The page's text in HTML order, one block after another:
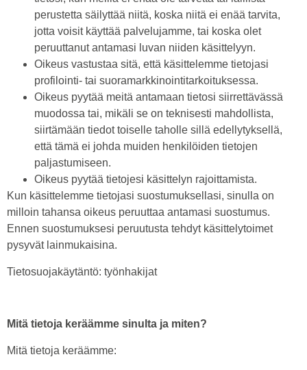
perustetta säilyttää niitä, koska niitä ei enää tarvita,
jotta voisit käyttää palvelujamme, tai koska olet
peruuttanut antamasi luvan niiden käsittelyyn.
Oikeus vastustaa sitä, että käsittelemme tietojasi
profilointi- tai suoramarkkinointitarkoituksessa.
Oikeus pyytää meitä antamaan tietosi siirrettävässä
muodossa tai, mikäli se on teknisesti mahdollista,
siirtämään tiedot toiselle taholle sillä edellytyksellä,
että tämä ei johda muiden henkilöiden tietojen
paljastumiseen.
Oikeus pyytää tietojesi käsittelyn rajoittamista.
Kun käsittelemme tietojasi suostumuksellasi, sinulla on
milloin tahansa oikeus peruuttaa antamasi suostumus.
Ennen suostumuksesi peruutusta tehdyt käsittelytoimet
pysyvät lainmukaisina.
Tietosuojakäytäntö: työnhakijat
Mitä tietoja keräämme sinulta ja miten?
Mitä tietoja keräämme: